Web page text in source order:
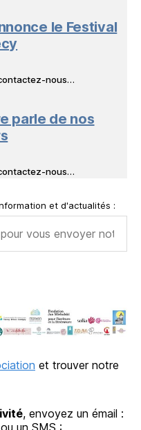
le Festival
nous…
parle de nos
nous…
et d'actualités :
et trouver notre
, envoyez un émail :
, ou un SMS :